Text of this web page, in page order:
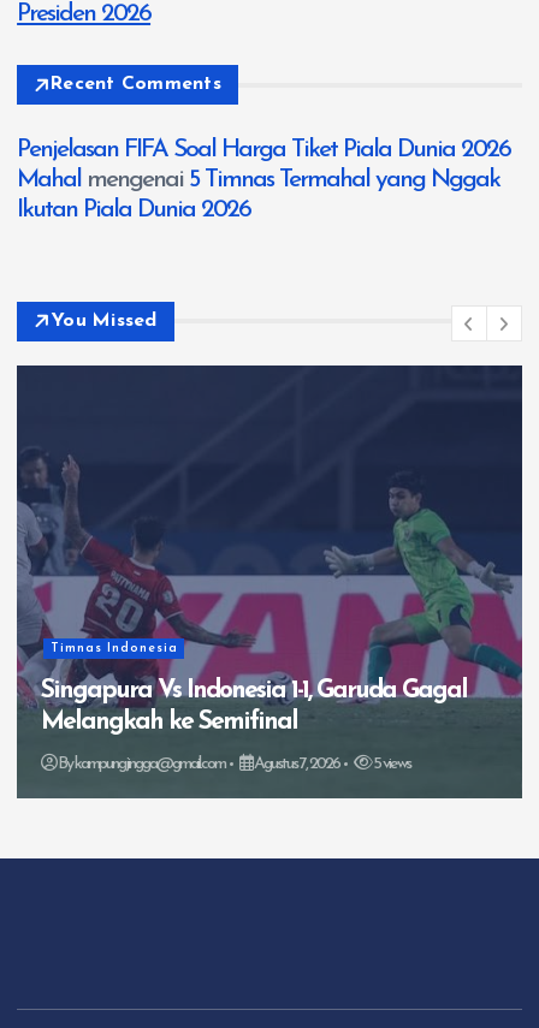
Presiden 2026
Recent Comments
Penjelasan FIFA Soal Harga Tiket Piala Dunia 2026
Mahalmengenai 5 Timnas Termahal yang Nggak
Ikutan Piala Dunia 2026
You Missed
Trending
Diego Forlan jadi pelatih interim timnas
Uruguay
Bykampungjingga@gmail.com Agustus 6, 2026 10 views